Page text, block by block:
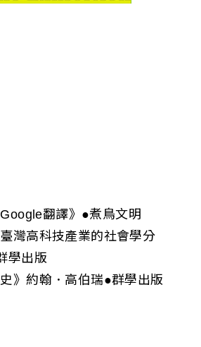
Google翻譯》●煮鳥文明
臺灣高科技產業的社會學分
學出版
史》約翰．高伯瑞●群學出版